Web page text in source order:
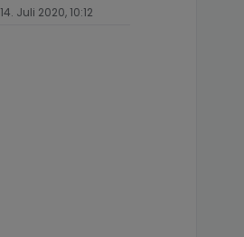
14. Juli 2020, 10:12